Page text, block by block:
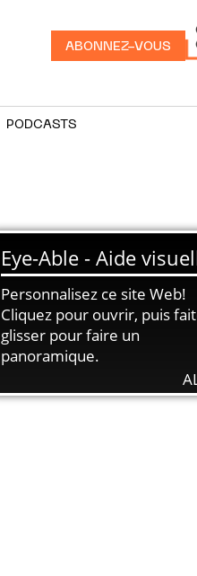
ABONNEZ-VOUS
PODCASTS